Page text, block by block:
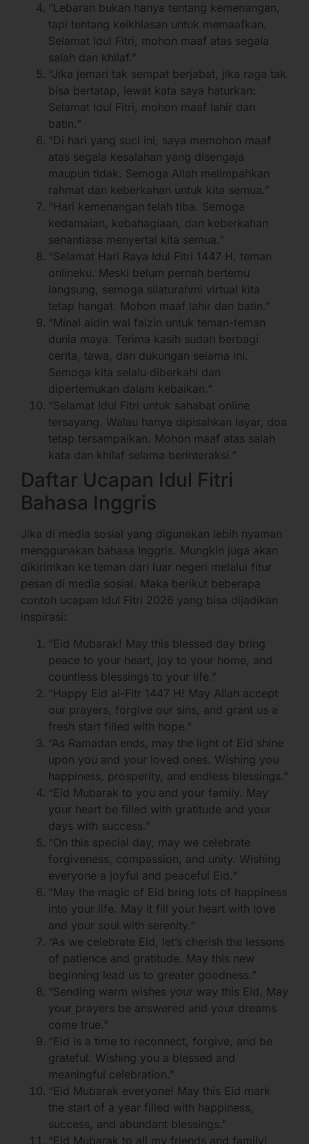
“Lebaran bukan hanya tentang kemenangan,
tapi tentang keikhlasan untuk memaafkan.
Selamat Idul Fitri, mohon maaf atas segala
salah dan khilaf.”
“Jika jemari tak sempat berjabat, jika raga tak
bisa bertatap, lewat kata saya haturkan:
Selamat Idul Fitri, mohon maaf lahir dan
batin.”
“Di hari yang suci ini, saya memohon maaf
atas segala kesalahan yang disengaja
maupun tidak. Semoga Allah melimpahkan
rahmat dan keberkahan untuk kita semua.”
“Hari kemenangan telah tiba. Semoga
kedamaian, kebahagiaan, dan keberkahan
senantiasa menyertai kita semua.”
“Selamat Hari Raya Idul Fitri 1447 H, teman
onlineku. Meski belum pernah bertemu
langsung, semoga silaturahmi virtual kita
tetap hangat. Mohon maaf lahir dan batin.”
“Minal aidin wal faizin untuk teman-teman
dunia maya. Terima kasih sudah berbagi
cerita, tawa, dan dukungan selama ini.
Semoga kita selalu diberkahi dan
dipertemukan dalam kebaikan.”
“Selamat Idul Fitri untuk sahabat online
tersayang. Walau hanya dipisahkan layar, doa
tetap tersampaikan. Mohon maaf atas salah
kata dan khilaf selama berinteraksi.”
Daftar Ucapan Idul Fitri
Bahasa Inggris
Jika di media sosial yang digunakan lebih nyaman
menggunakan bahasa Inggris. Mungkin juga akan
dikirimkan ke teman dari luar negeri melalui fitur
pesan di media sosial. Maka berikut beberapa
contoh ucapan Idul Fitri 2026 yang bisa dijadikan
inspirasi:
“Eid Mubarak! May this blessed day bring
peace to your heart, joy to your home, and
countless blessings to your life.”
“Happy Eid al-Fitr 1447 H! May Allah accept
our prayers, forgive our sins, and grant us a
fresh start filled with hope.”
“As Ramadan ends, may the light of Eid shine
upon you and your loved ones. Wishing you
happiness, prosperity, and endless blessings.”
“Eid Mubarak to you and your family. May
your heart be filled with gratitude and your
days with success.”
“On this special day, may we celebrate
forgiveness, compassion, and unity. Wishing
everyone a joyful and peaceful Eid.”
“May the magic of Eid bring lots of happiness
into your life. May it fill your heart with love
and your soul with serenity.”
“As we celebrate Eid, let’s cherish the lessons
of patience and gratitude. May this new
beginning lead us to greater goodness.”
“Sending warm wishes your way this Eid. May
your prayers be answered and your dreams
come true.”
“Eid is a time to reconnect, forgive, and be
grateful. Wishing you a blessed and
meaningful celebration.”
“Eid Mubarak everyone! May this Eid mark
the start of a year filled with happiness,
success, and abundant blessings.”
“Eid Mubarak to all my friends and family!